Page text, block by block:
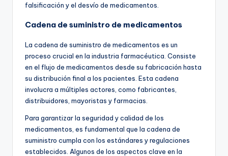
falsificación y el desvío de medicamentos.
Cadena de suministro de medicamentos
La cadena de suministro de medicamentos es un
proceso crucial en la industria farmacéutica. Consiste
en el flujo de medicamentos desde su fabricación hasta
su distribución final a los pacientes. Esta cadena
involucra a múltiples actores, como fabricantes,
distribuidores, mayoristas y farmacias.
Para garantizar la seguridad y calidad de los
medicamentos, es fundamental que la cadena de
suministro cumpla con los estándares y regulaciones
establecidos. Algunos de los aspectos clave en la